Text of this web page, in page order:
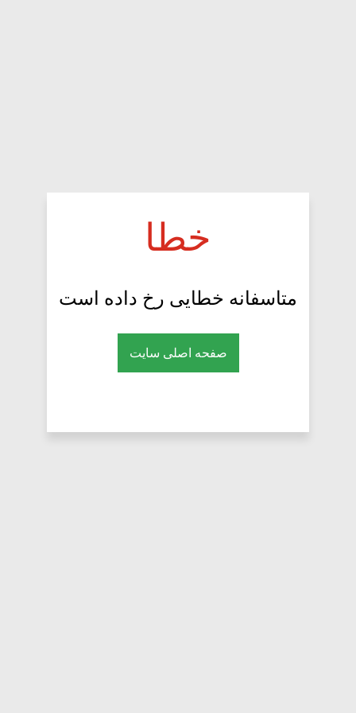
خطا
متاسفانه خطایی رخ داده است
صفحه اصلی سایت